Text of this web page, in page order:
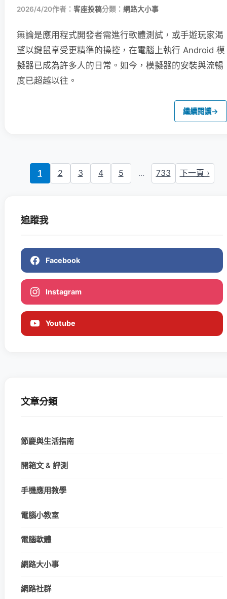
2026/4/20作者： 客座投稿分類： 網路大小事
無論是應用程式開發者需進行軟體測試，或手遊玩家渴
望以鍵鼠享受更精準的操控，在電腦上執行 Android 模
擬器已成為許多人的日常。如今，模擬器的安裝與流暢
度已超越以往。
繼續閱讀→
1 2 3 4 5 ... 733 下一頁 ›
追蹤我
Facebook
Instagram
Youtube
文章分類
節慶與生活指南
開箱文 & 評測
手機應用教學
電腦小教室
電腦軟體
網路大小事
網路社群